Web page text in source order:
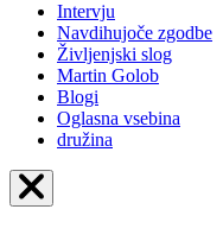
Intervju
Navdihujoče zgodbe
Življenjski slog
Martin Golob
Blogi
Oglasna vsebina
družina